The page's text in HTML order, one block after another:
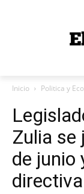
Inicio Politica y
Zulia se
de junio